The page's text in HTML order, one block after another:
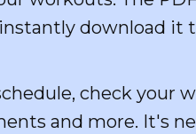
download it
check your
and more. It's